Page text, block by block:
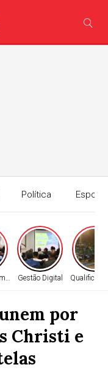
Política
Edição
Gestão Digital
por
Christi e